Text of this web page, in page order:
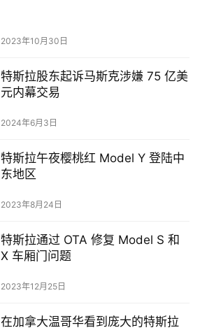
2023年10月30日
特斯拉股东起诉马斯克涉嫌 75 亿美
元内幕交易
2024年6月3日
特斯拉午夜樱桃红 Model Y 登陆中
东地区
2023年8月24日
特斯拉通过 OTA 修复 Model S 和
X 车厢门问题
2023年12月25日
在加拿大温哥华看到庞大的特斯拉